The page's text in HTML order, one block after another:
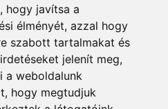
hogy javítsa a
élményét, azzal hogy
szabott tartalmakat és
jelenít meg,
a weboldalunk
hogy megtudjuk
A CÍMEN